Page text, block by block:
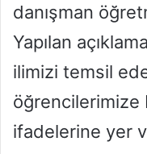
danışman
Yapılan
ilimizi temsil
öğrencilerimize
ifadelerine yer